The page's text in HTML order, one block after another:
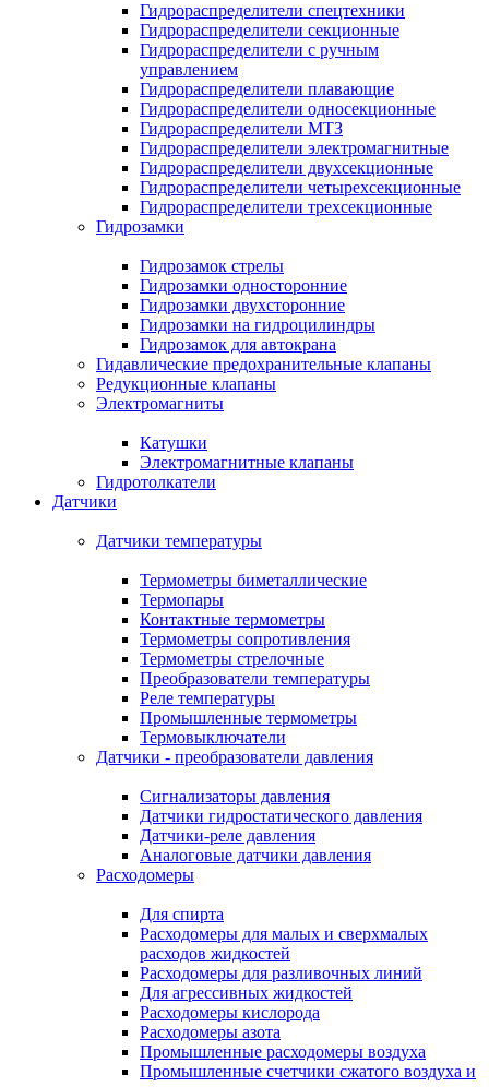
Гидрораспределители спецтехники
Гидрораспределители секционные
Гидрораспределители с ручным
управлением
Гидрораспределители плавающие
Гидрораспределители односекционные
Гидрораспределители МТЗ
Гидрораспределители электромагнитные
Гидрораспределители двухсекционные
Гидрораспределители четырехсекционные
Гидрораспределители трехсекционные
Гидрозамки
Гидрозамок стрелы
Гидрозамки односторонние
Гидрозамки двухсторонние
Гидрозамки на гидроцилиндры
Гидрозамок для автокрана
Гидавлические предохранительные клапаны
Редукционные клапаны
Электромагниты
Катушки
Электромагнитные клапаны
Гидротолкатели
Датчики
Датчики температуры
Термометры биметаллические
Термопары
Контактные термометры
Термометры сопротивления
Термометры стрелочные
Преобразователи температуры
Реле температуры
Промышленные термометры
Термовыключатели
Датчики - преобразователи давления
Сигнализаторы давления
Датчики гидростатического давления
Датчики-реле давления
Аналоговые датчики давления
Расходомеры
Для спирта
Расходомеры для малых и сверхмалых
расходов жидкостей
Расходомеры для разливочных линий
Для агрессивных жидкостей
Расходомеры кислорода
Расходомеры азота
Промышленные расходомеры воздуха
Промышленные счетчики сжатого воздуха и